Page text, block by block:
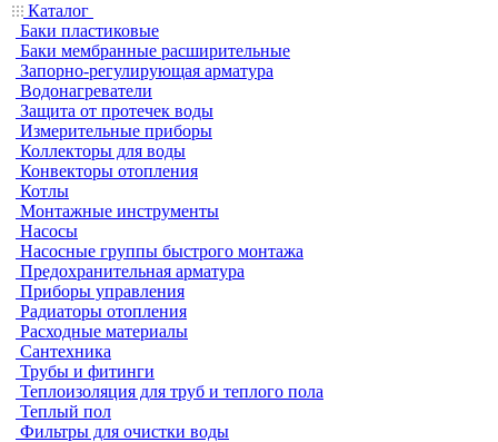
Каталог
Баки пластиковые
Баки мембранные расширительные
Запорно-регулирующая арматура
Водонагреватели
Защита от протечек воды
Измерительные приборы
Коллекторы для воды
Конвекторы отопления
Котлы
Монтажные инструменты
Насосы
Насосные группы быстрого монтажа
Предохранительная арматура
Приборы управления
Радиаторы отопления
Расходные материалы
Сантехника
Трубы и фитинги
Теплоизоляция для труб и теплого пола
Теплый пол
Фильтры для очистки воды